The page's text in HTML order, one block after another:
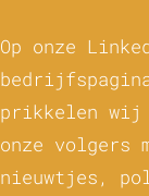
Op onze
prikkelen wij
onze volgers
nieuwtjes,